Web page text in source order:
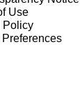
Use
Policy